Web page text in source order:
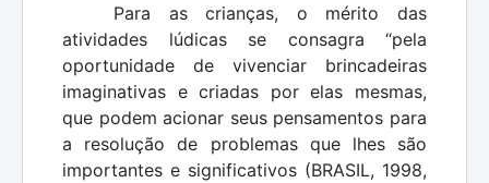
Para as crianças, o mérito das
atividades lúdicas se consagra “pela
oportunidade de vivenciar brincadeiras
imaginativas e criadas por elas mesmas,
que podem acionar seus pensamentos para
a resolução de problemas que lhes são
importantes e significativos (BRASIL, 1998,